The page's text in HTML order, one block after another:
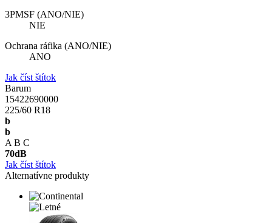
3PMSF (ANO/NIE)
NIE
Ochrana ráfika (ANO/NIE)
ANO
Jak číst štítok
Barum
15422690000
225/60 R18
b
b
A B C
70dB
Jak číst štítok
Alternatívne produkty